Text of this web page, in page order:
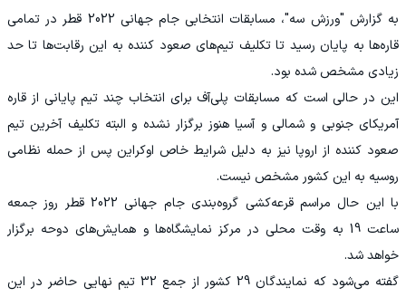
به گزارش "ورزش سه"، مسابقات انتخابی جام جهانی 2022 قطر در تمامی
قاره‌ها به پایان رسید تا تکلیف تیم‌های صعود کننده به این رقابت‌ها تا حد
زیادی مشخص شده بود.
این در حالی است که مسابقات پلی‌آف برای انتخاب چند تیم پایانی از قاره
آمریکای جنوبی و شمالی و آسیا هنوز برگزار نشده و البته تکلیف آخرین تیم
صعود کننده از اروپا نیز به دلیل شرایط خاص اوکراین پس از حمله نظامی
روسیه به این کشور مشخص نیست.
با این حال مراسم قرعه‌کشی گروه‌بندی جام جهانی 2022 قطر روز جمعه
ساعت 19 به وقت محلی در مرکز نمایشگاه‌ها و همایش‌های دوحه برگزار
خواهد شد.
گفته می‌شود که نمایندگان 29 کشور از جمع 32 تیم نهایی حاضر در این